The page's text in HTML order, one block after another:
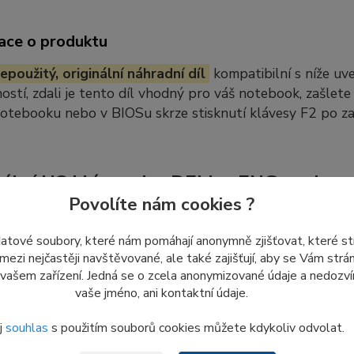
o produktu
originální náhradní díl kompatibilní s níže
zdali je tento díl vhodný pro váš notebook, zašlete
nebo v BIOSu skrze stisknutí klávesy F2 po
US klávesnice DELL s ENG znaky
US DELL klávesnice s palmrestempro notebooky řady
kláves. Již od výroby US znaky trvale vytištěnými na
laptop díky zpevněnému
od jiných modelů,US klavesniceurčená pro některé
nejen samotnou klavesnici, ale i palmrest (horní část
Povolíte nám cookies ?
soubory, které nám pomáhají anonymně zjišťovat, které
nejčastěji navštěvované, ale také zajišťují, aby se Vám
zařízení. Jedná se o zcela anonymizované údaje a
vaše jméno, ani kontaktní údaje.
souhlas s použitím souborů cookies můžete kdykoliv odvolat.